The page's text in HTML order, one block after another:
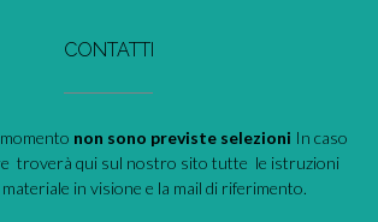
CONTATTI
non sono previste selezioni In caso
troverà qui sul nostro sito tutte le istruzioni
in visione e la mail di riferimento.